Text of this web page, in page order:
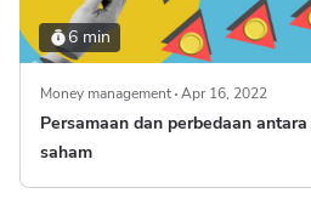
6 min
Money management Apr 16, 2022
Persamaan dan perbedaan
saham